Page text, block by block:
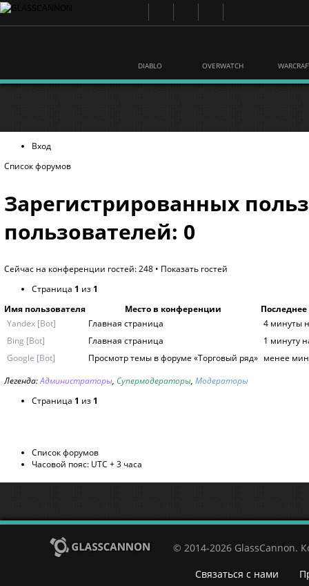
DIABLO OVERWATCH
Вход
Список форумов
Зарегистрированных
пользователей: 0
Сейчас на конференции гостей: 248 • Показать гостей
Страница 1 из 1
Имя пользователя
Место в конференции
Yandex [Bot]
Главная страница
4 минуты
Bing [Bot]
Главная страница
1 минуту
Google [Bot]
Просмотр темы в форуме «Торговый ряд» менее
Легенда:Администраторы, Супермодераторы, Модераторы
Страница 1 из 1
Список форумов
Часовой пояс: UTC + 3 часа
© 2014-2026 GlassCannon.
Связаться с нами